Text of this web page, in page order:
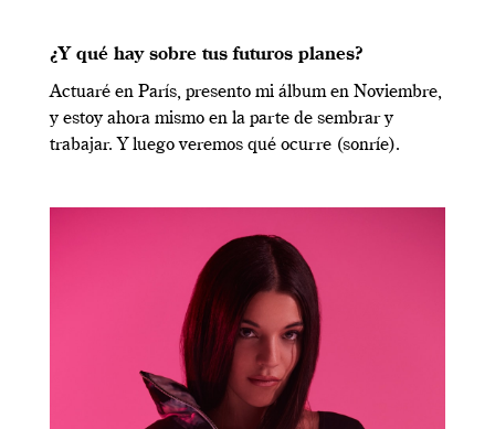
¿Y qué hay sobre tus futuros planes?
Actuaré en París, presento mi álbum en Noviembre,
y estoy ahora mismo en la parte de sembrar y
trabajar. Y luego veremos qué ocurre (sonríe).